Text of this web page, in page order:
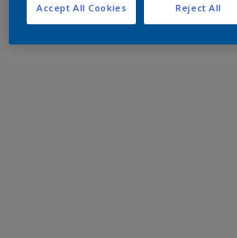
Reject All
Accept All Cookies